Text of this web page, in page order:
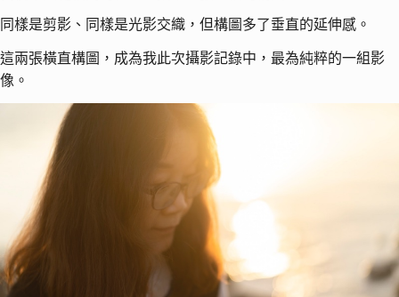
同樣是剪影、同樣是光影交織，但構圖多了垂直的延伸感。
這兩張橫直構圖，成為我此次攝影記錄中，最為純粹的一組影
像。